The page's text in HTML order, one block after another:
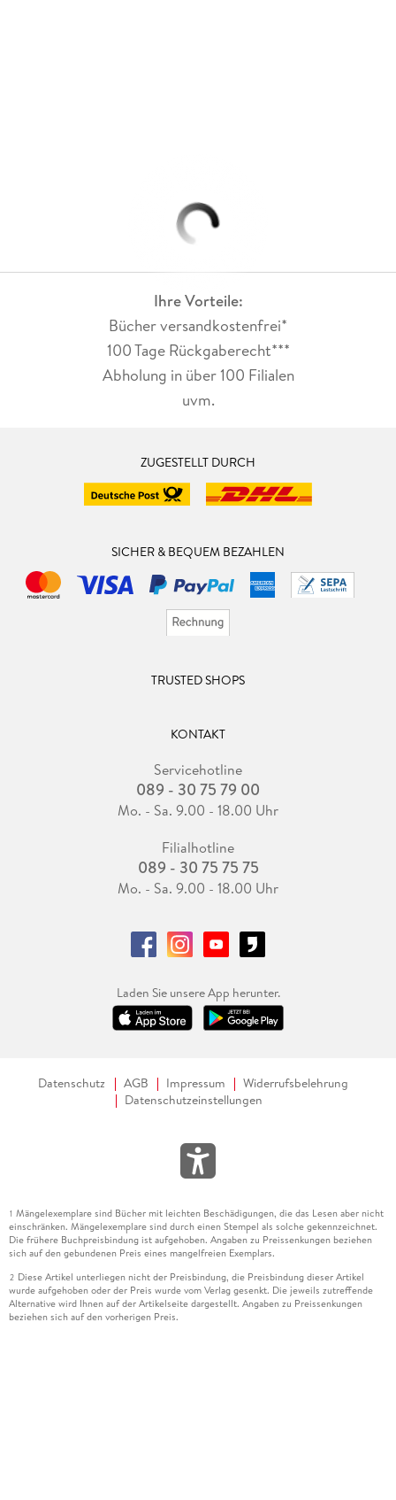
Ihre Vorteile:
Bücher versandkostenfrei*
100 Tage Rückgaberecht***
Abholung in über 100 Filialen
uvm.
ZUGESTELLT DURCH
SICHER & BEQUEM BEZAHLEN
TRUSTED SHOPS
KONTAKT
Servicehotline
089 - 30 75 79 00
Mo. - Sa. 9.00 - 18.00 Uhr
Filialhotline
089 - 30 75 75 75
Mo. - Sa. 9.00 - 18.00 Uhr
Laden Sie unsere App herunter.
Datenschutz AGB Impressum
Widerrufsbelehrung
Datenschutzeinstellungen
1 Mängelexemplare sind Bücher mit leichten Beschädigungen, die das Lesen aber nicht
einschränken. Mängelexemplare sind durch einen Stempel als solche gekennzeichnet.
Die frühere Buchpreisbindung ist aufgehoben. Angaben zu Preissenkungen beziehen
sich auf den gebundenen Preis eines mangelfreien Exemplars.
2 Diese Artikel unterliegen nicht der Preisbindung, die Preisbindung dieser Artikel
wurde aufgehoben oder der Preis wurde vom Verlag gesenkt. Die jeweils zutreffende
Alternative wird Ihnen auf der Artikelseite dargestellt. Angaben zu Preissenkungen
beziehen sich auf den vorherigen Preis.